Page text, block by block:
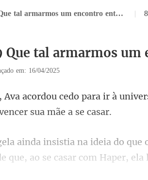
Capítulo 29 Que tal armarmos um encontro entre eles |
Que tal armarmos um
em: 16/04/2025
r à
que, ao se casar com